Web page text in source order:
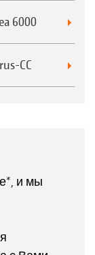
6000
CC
и мы